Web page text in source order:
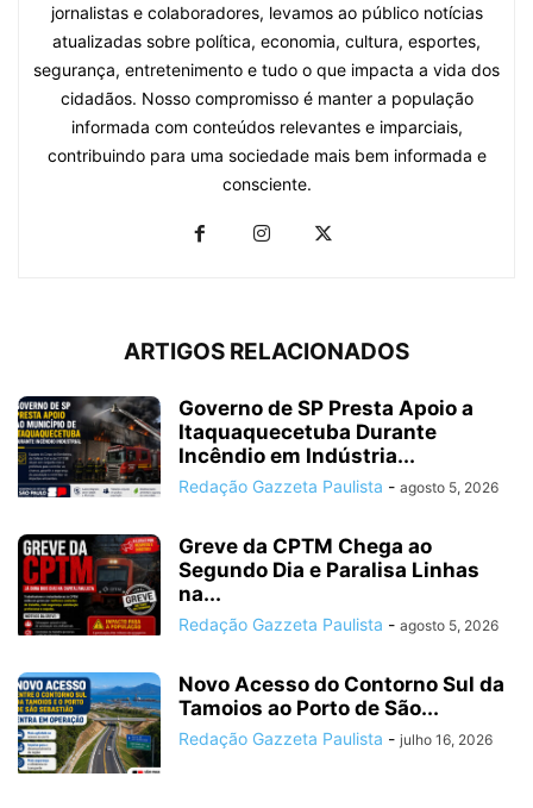
jornalistas e colaboradores, levamos ao público notícias
atualizadas sobre política, economia, cultura, esportes,
segurança, entretenimento e tudo o que impacta a vida dos
cidadãos. Nosso compromisso é manter a população
informada com conteúdos relevantes e imparciais,
contribuindo para uma sociedade mais bem informada e
consciente.
ARTIGOS RELACIONADOS
Governo de SP Presta Apoio a
Itaquaquecetuba Durante
Incêndio em Indústria...
Redação Gazzeta Paulista - agosto 5, 2026
Greve da CPTM Chega ao
Segundo Dia e Paralisa Linhas
na...
Redação Gazzeta Paulista - agosto 5, 2026
Novo Acesso do Contorno Sul da
Tamoios ao Porto de São...
Redação Gazzeta Paulista - julho 16, 2026